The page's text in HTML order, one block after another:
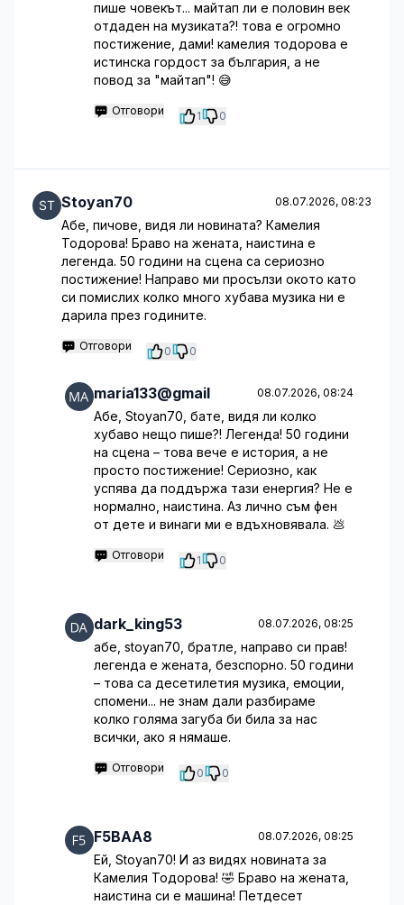
пише човекът... майтап ли е половин век
отдаден на музиката?! това е огромно
постижение, дами! камелия тодорова е
истинска гордост за българия, а не
повод за "майтап"! 😅
Отговори 1 0
Stoyan70 08.07.2026, 08:23
Абе, пичове, видя ли новината? Камелия
Тодорова! Браво на жената, наистина е
легенда. 50 години на сцена са сериозно
постижение! Направо ми просълзи окото като
си помислих колко много хубава музика ни е
дарила през годините.
Отговори 0 0
maria133@gmail 08.07.2026, 08:24
Абе, Stoyan70, бате, видя ли колко
хубаво нещо пише?! Легенда! 50 години
на сцена – това вече е история, а не
просто постижение! Сериозно, как
успява да поддържа тази енергия? Не е
нормално, наистина. Аз лично съм фен
от дете и винаги ми е вдъхновявала. 💩
Отговори 1 0
dark_king53 08.07.2026, 08:25
абе, stoyan70, братле, направо си прав!
легенда е жената, безспорно. 50 години
– това са десетилетия музика, емоции,
спомени... не знам дали разбираме
колко голяма загуба би била за нас
всички, ако я нямаше.
Отговори 0 0
F5BAA8 08.07.2026, 08:25
Ей, Stoyan70! И аз видях новината за
Камелия Тодорова! 🤣 Браво на жената,
наистина си е машина! Петдесет